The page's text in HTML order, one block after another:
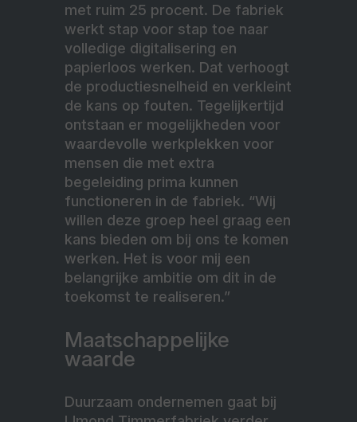
met ruim 25 procent. De fabriek
werkt stap voor stap toe naar
volledige digitalisering en
papierloos werken. Dat verhoogt
de productiesnelheid en verkleint
de kans op fouten. Tegelijkertijd
ontstaan er mogelijkheden voor
waardevolle werkplekken voor
mensen die met extra
begeleiding prima kunnen
functioneren in de fabriek. “Wij
willen deze groep heel graag een
kans bieden om bij ons te komen
werken. Het is voor mij een
belangrijke ambitie om dit in de
toekomst te realiseren.”
Maatschappelijke
waarde
Duurzaam ondernemen gaat bij